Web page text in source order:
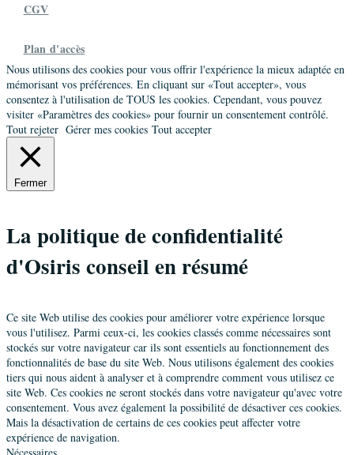
lila.verdi@gmail.com
Sellem Véronique
Kiks
Saint-Macary Isabelle
6 route d'Espagne,Toulouse,France
06 86 10 93 47
isabelle.saint-macary@attitudesetconseils.fr
Société
Attitudes Et Conseils
Sabatier Jésahel
CGV
Plan d'accès
Nous utilisons des cookies pour vous offrir l'expérience la mieux adaptée en
mémorisant vos préférences. En cliquant sur «Tout accepter», vous
consentez à l'utilisation de TOUS les cookies. Cependant, vous pouvez
visiter «Paramètres des cookies» pour fournir un consentement contrôlé.
Tout rejeter Gérer mes cookies Tout accepter
Fermer
La politique de confidentialité
d'Osiris conseil en résumé
Ce site Web utilise des cookies pour améliorer votre expérience lorsque
vous l'utilisez. Parmi ceux-ci, les cookies classés comme nécessaires sont
stockés sur votre navigateur car ils sont essentiels au fonctionnement des
fonctionnalités de base du site Web. Nous utilisons également des cookies
tiers qui nous aident à analyser et à comprendre comment vous utilisez ce
site Web. Ces cookies ne seront stockés dans votre navigateur qu'avec votre
consentement. Vous avez également la possibilité de désactiver ces cookies.
Mais la désactivation de certains de ces cookies peut affecter votre
expérience de navigation.